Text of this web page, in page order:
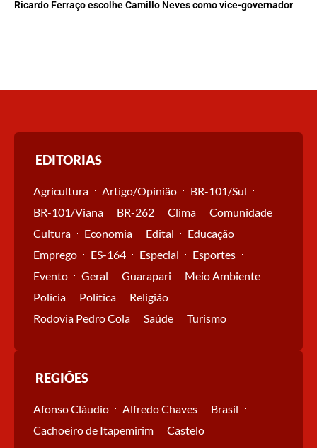
Ricardo Ferraço escolhe Camillo Neves como vice-governador
EDITORIAS
Agricultura Artigo/Opinião
BR-101/Sul
BR-101/Viana
BR-262 Clima
Comunidade
Cultura
Economia Edital
Educação
Emprego
ES-164 Especial
Esportes
Evento
Geral Guarapari
Meio Ambiente
Polícia
Política
Religião
Rodovia Pedro Cola
Saúde Turismo
REGIÕES
Afonso Cláudio Alfredo Chaves
Brasil
Cachoeiro de Itapemirim
Castelo